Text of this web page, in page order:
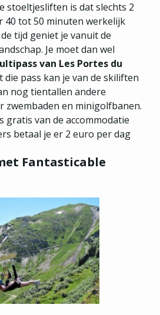
stoeltjesliften is dat slechts 2
40 tot 50 minuten werkelijk
tijd geniet je vanuit de
Je moet dan wel
van Les Portes du
die pass kan je van de skiliften
nog tientallen andere
zwembaden en minigolfbanen.
gratis van de accommodatie
betaal je er 2 euro per dag
Fantasticable